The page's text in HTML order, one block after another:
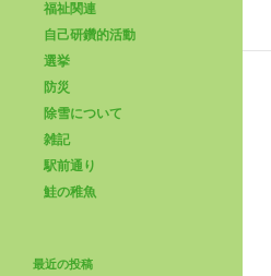
福祉関連
自己研鑽的活動
選挙
防災
除雪について
雑記
駅前通り
鮭の稚魚
最近の投稿